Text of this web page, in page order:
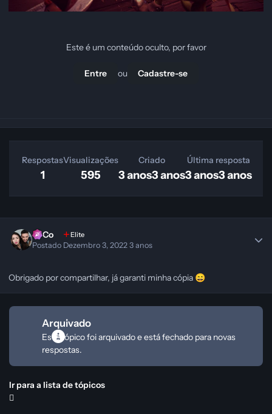
Este é um conteúdo oculto, por favor
Entre ou Cadastre-se
Respostas
1
Visualizações
595
Criado
3 anos3 anos
Última resposta
3 anos3 anos
SeCo Elite
Postado Dezembro 3, 20223 anos
Obrigado por compartilhar, já garanti minha cópia 😄
Arquivado
Este tópico foi arquivado e está fechado para novas
respostas.
Ir para a lista de tópicos